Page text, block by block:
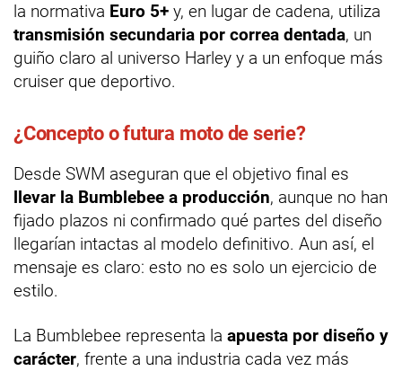
la normativa Euro 5+ y, en lugar de cadena, utiliza
transmisión secundaria por correa dentada, un
guiño claro al universo Harley y a un enfoque más
cruiser que deportivo.
¿Concepto o futura moto de serie?
Desde SWM aseguran que el objetivo final es
llevar la Bumblebee a producción, aunque no han
fijado plazos ni confirmado qué partes del diseño
llegarían intactas al modelo definitivo. Aun así, el
mensaje es claro: esto no es solo un ejercicio de
estilo.
La Bumblebee representa la apuesta por diseño y
carácter, frente a una industria cada vez más